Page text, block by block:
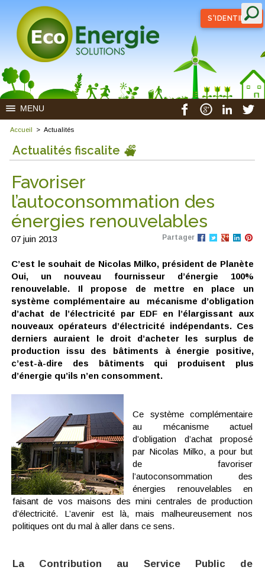
S'IDENTIFIER
MENU
Accueil > Actualités
Actualités fiscalite
Favoriser
l’autoconsommation des
énergies renouvelables
07 juin 2013 Partager
C’est le souhait de Nicolas Milko, président de Planète
Oui, un nouveau fournisseur d’énergie 100%
renouvelable. Il propose de mettre en place un
système complémentaire au mécanisme d’obligation
d’achat de l’électricité par EDF en l’élargissant aux
nouveaux opérateurs d’électricité indépendants. Ces
derniers auraient le droit d’acheter les surplus de
production issu des bâtiments à énergie positive,
c’est-à-dire des bâtiments qui produisent plus
d’énergie qu’ils n’en consomment.
Ce système complémentaire
au mécanisme actuel
d’obligation d’achat proposé
par Nicolas Milko, a pour but
de favoriser
l’autoconsommation des
énergies renouvelables en
faisant de vos maisons des mini centrales de production
d’électricité. L’avenir est là, mais malheureusement nos
politiques ont du mal à aller dans ce sens.
La Contribution au Service Public de